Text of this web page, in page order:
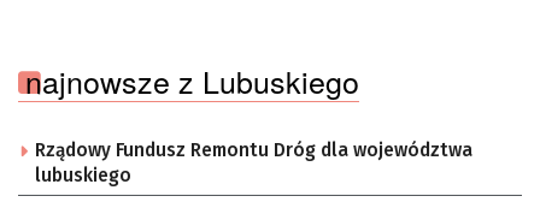
najnowsze z Lubuskiego
Rządowy Fundusz Remontu Dróg dla województwa
lubuskiego